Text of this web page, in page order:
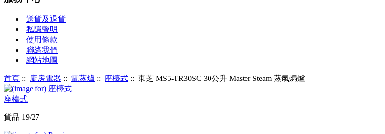
送貨及退貨
私隱聲明
使用條款
聯絡我們
網站地圖
首頁 :: 廚房電器 :: 電蒸爐 :: 座檯式 :: 東芝 MS5-TR30SC 30公升 Master Steam 蒸氣焗爐
座檯式
貨品 19/27